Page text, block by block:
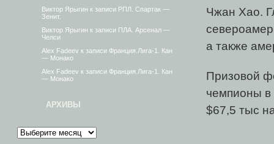
Виктор Ярыгин к записи РПЛ. Спартак —
Зенит.
Виктор Ярыгин к записи ПЛА. Арсенал —
Челси
Alex Fadeev к записи Франция.Лига-1. Кан
— Монако
Alex Fadeev к записи Франция.Лига-1. Кан
— Монако
АРХИВЫ
Чжан Хао.
а также
Призовой
чемпионы в
$67,5 тыс